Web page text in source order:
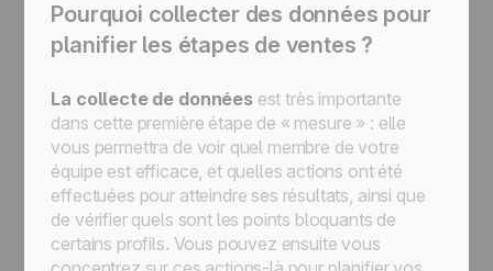
Pourquoi collecter des données pour
planifier les étapes de ventes ?
La collecte de donnéesest très importante
dans cette première étape de « mesure » : elle
vous permettra de voir quel membre de votre
équipe est efficace, et quelles actions ont été
effectuées pour atteindre ses résultats, ainsi que
de vérifier quels sont les points bloquants de
certains profils. Vous pouvez ensuite vous